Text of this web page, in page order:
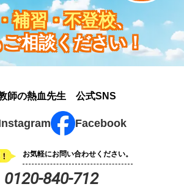
補習・不登校、
相談ください！
師の熱血先生 公式SNS
Facebook
お気軽にお問い合わせください。
0120-840-712